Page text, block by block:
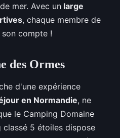
mer. Avec un large
, chaque membre de
compte !
des Ormes
d'une expérience
en Normandie, ne
le Camping Domaine
classé 5 étoiles dispose